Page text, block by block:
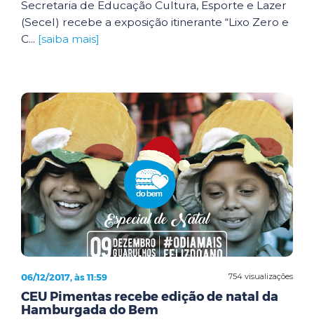
Secretaria de Educação Cultura, Esporte e Lazer
(Secel) recebe a exposição itinerante “Lixo Zero e
C... [saiba mais]
754 visualizações
06/12/2017, às 11:59
CEU Pimentas recebe edição de natal da
Hamburgada do Bem